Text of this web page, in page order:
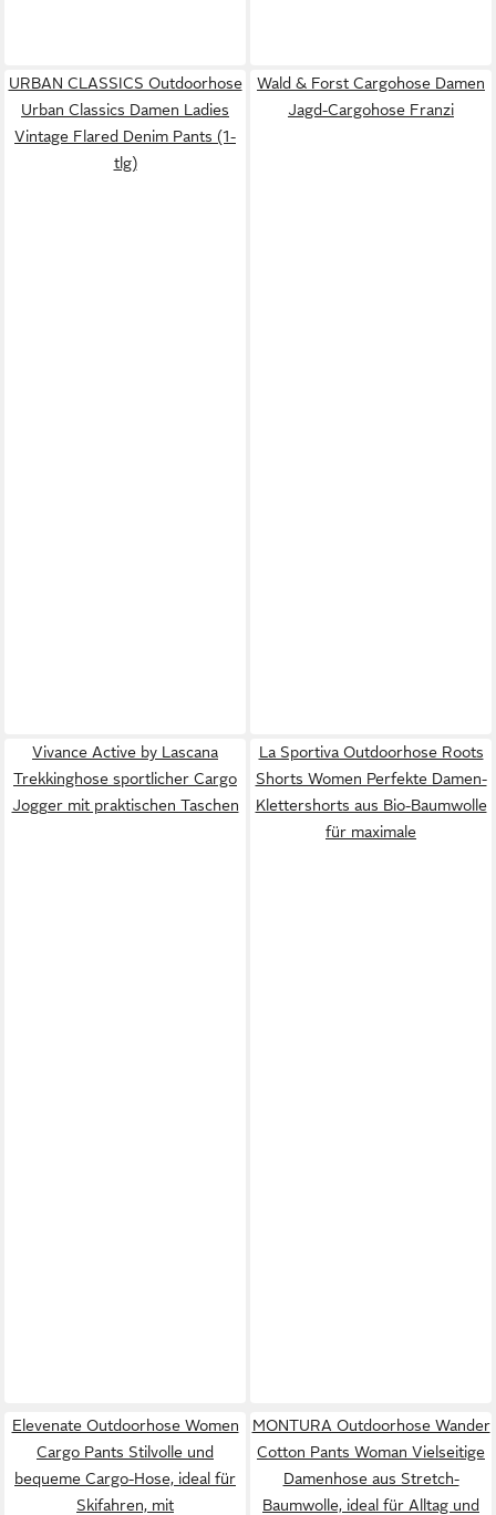
URBAN CLASSICS Outdoorhose
Urban Classics Damen Ladies
Vintage Flared Denim Pants (1-
tlg)
Wald & Forst Cargohose Damen
Jagd-Cargohose Franzi
Vivance Active by Lascana
Trekkinghose sportlicher Cargo
Jogger mit praktischen Taschen
La Sportiva Outdoorhose Roots
Shorts Women Perfekte Damen-
Klettershorts aus Bio-Baumwolle
für maximale
Elevenate Outdoorhose Women
Cargo Pants Stilvolle und
bequeme Cargo-Hose, ideal für
Skifahren, mit
MONTURA Outdoorhose Wander
Cotton Pants Woman Vielseitige
Damenhose aus Stretch-
Baumwolle, ideal für Alltag und